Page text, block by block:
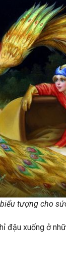
tượng cho
đậu xuống ở